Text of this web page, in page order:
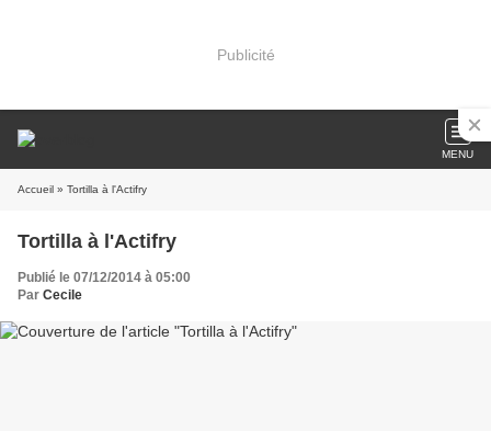
Publicité
MENU
Accueil » Tortilla à l'Actifry
Tortilla à l'Actifry
Publié le 07/12/2014 à 05:00
Par Cecile